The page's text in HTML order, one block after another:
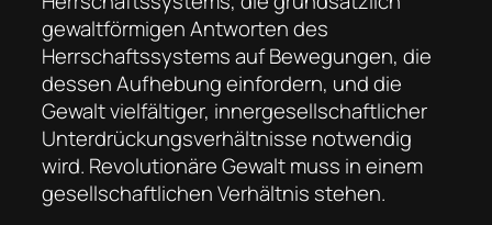
gewaltförmigen Antworten des
Herrschaftssystems auf Bewegungen, die
dessen Aufhebung einfordern, und die
Gewalt vielfältiger, innergesellschaftlicher
Unterdrückungsverhältnisse notwendig
wird. Revolutionäre Gewalt muss in einem
gesellschaftlichen Verhältnis stehen.